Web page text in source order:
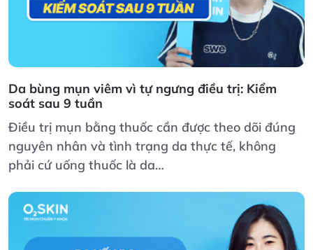
Da bùng mụn viêm vì tự ngưng điều trị: Kiểm
soát sau 9 tuần
Điều trị mụn bằng thuốc cần được theo dõi đúng
nguyên nhân và tình trạng da thực tế, không
phải cứ uống thuốc là da…